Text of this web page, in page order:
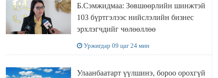
Б.Сэмжидмаа: Зөвшөөрлийн шинжтэй
103 бүртгэлээс нийслэлийн бизнес
эрхлэгчдийг чөлөөллөө
Уржигдар 09 цаг 24 мин
Улаанбаатарт үүлшинэ, бороо орохгүй